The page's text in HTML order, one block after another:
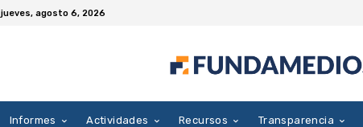
jueves, agosto 6, 2026
Informes Actividades Recursos Transparencia